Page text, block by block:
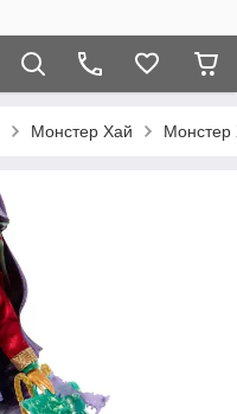
Монстер Хай Монстер